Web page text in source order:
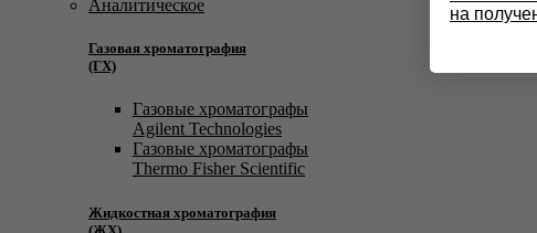
Аналитическое
Газовая хроматография
(ГХ)
Газовые хроматографы
Agilent Technologies
Газовые хроматографы
Thermo Fisher Scientific
Жидкостная хроматография
на